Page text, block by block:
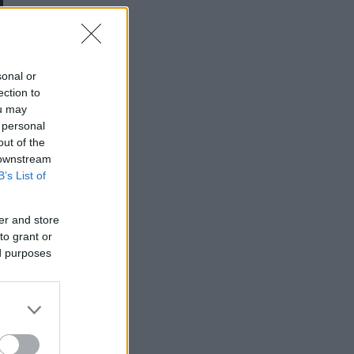
or
to
may
of the
List of
and store
grant or
purposes